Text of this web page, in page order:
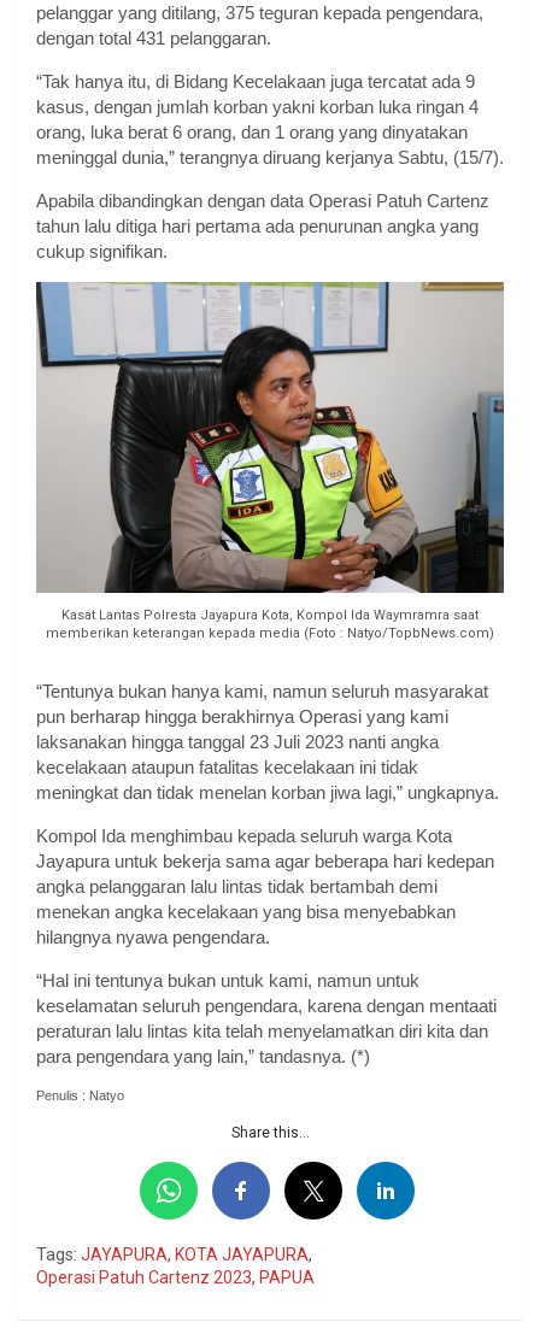
pelanggar yang ditilang, 375 teguran kepada pengendara,
dengan total 431 pelanggaran.
“Tak hanya itu, di Bidang Kecelakaan juga tercatat ada 9
kasus, dengan jumlah korban yakni korban luka ringan 4
orang, luka berat 6 orang, dan 1 orang yang dinyatakan
meninggal dunia,” terangnya diruang kerjanya Sabtu, (15/7).
Apabila dibandingkan dengan data Operasi Patuh Cartenz
tahun lalu ditiga hari pertama ada penurunan angka yang
cukup signifikan.
Kasat Lantas Polresta Jayapura Kota, Kompol Ida Waymramra saat
memberikan keterangan kepada media (Foto : Natyo/TopbNews.com)
“Tentunya bukan hanya kami, namun seluruh masyarakat
pun berharap hingga berakhirnya Operasi yang kami
laksanakan hingga tanggal 23 Juli 2023 nanti angka
kecelakaan ataupun fatalitas kecelakaan ini tidak
meningkat dan tidak menelan korban jiwa lagi,” ungkapnya.
Kompol Ida menghimbau kepada seluruh warga Kota
Jayapura untuk bekerja sama agar beberapa hari kedepan
angka pelanggaran lalu lintas tidak bertambah demi
menekan angka kecelakaan yang bisa menyebabkan
hilangnya nyawa pengendara.
“Hal ini tentunya bukan untuk kami, namun untuk
keselamatan seluruh pengendara, karena dengan mentaati
peraturan lalu lintas kita telah menyelamatkan diri kita dan
para pengendara yang lain,” tandasnya. (*)
Penulis : Natyo
Share this...
Tags: JAYAPURA, KOTA JAYAPURA,
Operasi Patuh Cartenz 2023, PAPUA